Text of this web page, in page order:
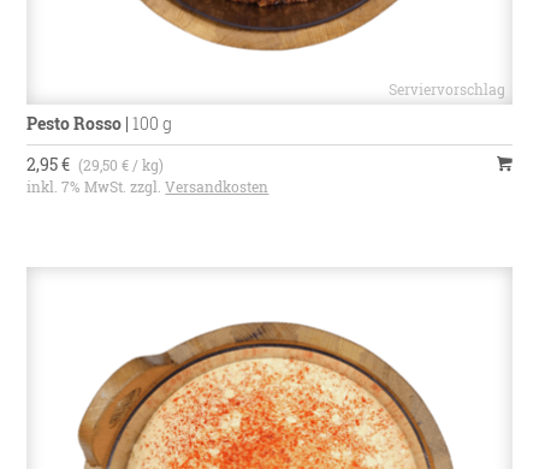
Pesto Rosso |100 g
2,95 € (29,50 € / kg)
inkl. 7% MwSt. zzgl.Versandkosten